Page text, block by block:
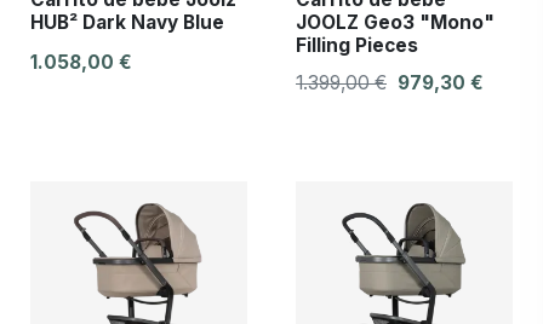
HUB² Dark Navy Blue
1.058,00 €
JOOLZ Geo3 "Mono"
Filling Pieces
1.399,00 € 979,30 €